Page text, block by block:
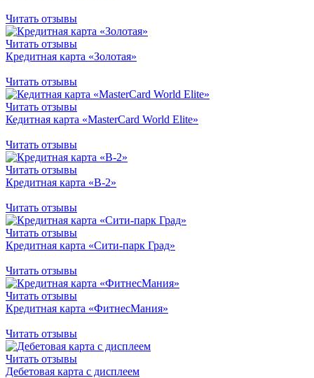
Читать отзывы
Читать отзывы
Кредитная карта «Золотая»
Читать отзывы
Читать отзывы
Кедитная карта «MasterCard World Elite»
Читать отзывы
Читать отзывы
Кредитная карта «B-2»
Читать отзывы
Читать отзывы
Кредитная карта «Сити-парк Град»
Читать отзывы
Читать отзывы
Кредитная карта «ФитнесМания»
Читать отзывы
Читать отзывы
Дебетовая карта с дисплеем